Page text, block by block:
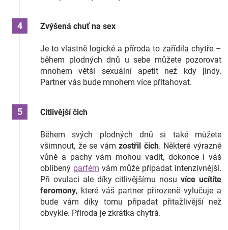
Zvýšená chuť na sex
Je to vlastně logické a příroda to zařídila chytře –
během plodných dnů u sebe můžete pozorovat
mnohem větší sexuální apetit než kdy jindy.
Partner vás bude mnohem více přitahovat.
Citlivější čich
Během svých plodných dnů si také můžete
všimnout, že se vámzostřil čich. Některé výrazné
vůně a pachy vám mohou vadit, dokonce i váš
oblíbený parfém vám může připadat intenzivnější.
Při ovulaci ale díky citlivějšímu nosuvíce ucítíte
feromony, které váš partner přirozeně vylučuje a
bude vám díky tomu připadat přitažlivější než
obvykle. Příroda je zkrátka chytrá.